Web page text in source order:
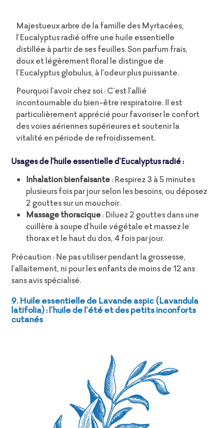
Majestueux arbre de la famille des Myrtacées,
l'Eucalyptus radié offre une huile essentielle
distillée à partir de ses feuilles. Son parfum frais,
doux et légèrement floral le distingue de
l’Eucalyptus globulus, à l’odeur plus puissante.
Pourquoi l'avoir chez soi : C'est l'allié
incontournable du bien-être respiratoire. Il est
particulièrement apprécié pour favoriser le confort
des voies aériennes supérieures et soutenir la
vitalité en période de refroidissement.
Usages de l'huile essentielle d'Eucalyptus radié :
Inhalation bienfaisante: Respirez 3 à 5 minutes
plusieurs fois par jour selon les besoins, ou déposez
2 gouttes sur un mouchoir.
Massage thoracique: Diluez 2 gouttes dans une
cuillère à soupe d'huile végétale et massez le
thorax et le haut du dos, 4 fois par jour.
Précaution : Ne pas utiliser pendant la grossesse,
l'allaitement, ni pour les enfants de moins de 12 ans
sans avis spécialisé.
9. Huile essentielle de Lavande aspic (Lavandula
latifolia) : l’huile de l’été et des petits inconforts
cutanés